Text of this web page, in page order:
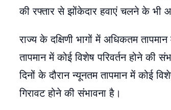
की रफ्तार से झोंकेदार हवाएं चलने के भी
राज्य के दक्षिणी भागों में अधिकतम
तापमान में कोई विशेष परिवर्तन होने की
दिनों के दौरान न्यूनतम तापमान में कोई
गिरावट होने की संभावना है।